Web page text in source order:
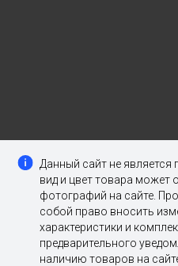
Данный сайт не
вид и цвет товара может
фотографий на сайте.
собой право вносить
характеристики и
предварительного
наличию товаров на